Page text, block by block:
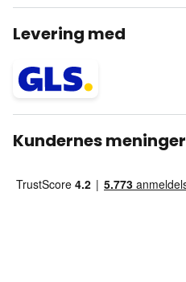
Levering med
Kundernes meninger